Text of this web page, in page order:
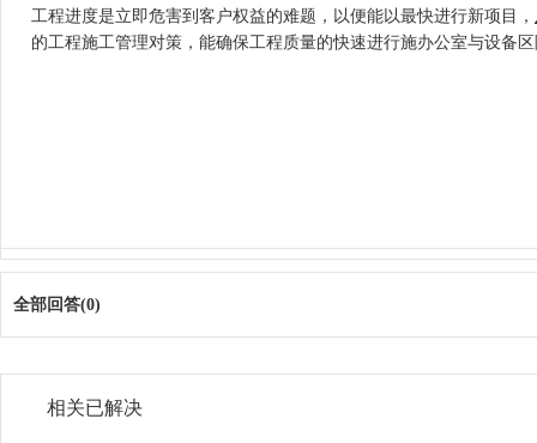
工程进度是立即危害到客户权益的难题，以便能以最快进行新项目，
的工程施工管理对策，能确保工程质量的快速进行施办公室与设备
全部回答(0)
相关已解决